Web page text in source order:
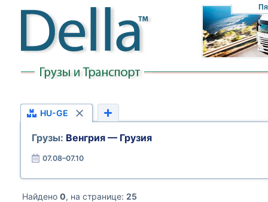
HU-GE
Грузы: Венгрия — Грузия
07.08–07.10
Найдено 0, на странице: 25